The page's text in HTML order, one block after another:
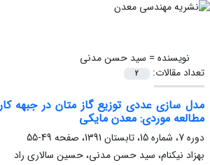
نویسنده = سید حسن مدنی
تعداد مقالات:
2
مدل سازی عددی توزیع گاز متان در جبهه
مطالعه موردی: معدن مایکی
دوره 7، شماره 15، تابستان 1391، صفحه
49-55
بهزاد نیکنام، سید حسن مدنی، حسین سالاری راد